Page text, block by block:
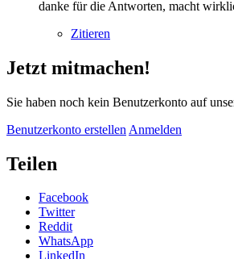
danke für die Antworten, macht
Zitieren
Jetzt mitmachen!
Sie haben noch kein Benutzerkonto auf
Benutzerkonto erstellen Anmelden
Teilen
Facebook
Twitter
Reddit
WhatsApp
LinkedIn